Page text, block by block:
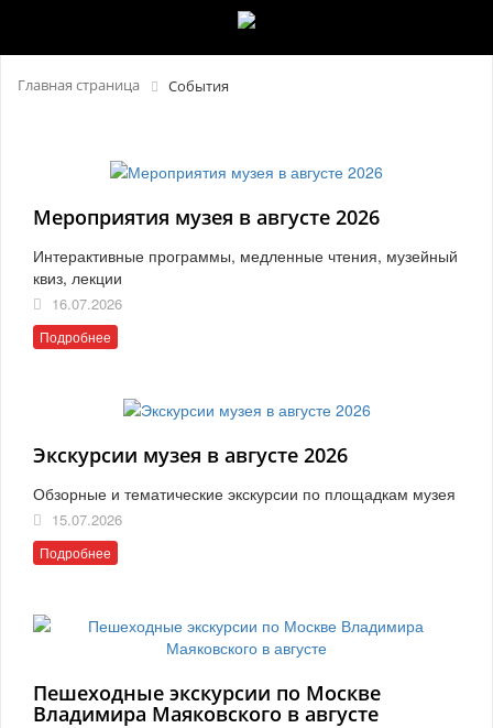
Главная страница События
Мероприятия музея в августе 2026
Интерактивные программы, медленные чтения, музейный
квиз, лекции
16.07.2026
Подробнее
Экскурсии музея в августе 2026
Обзорные и тематические экскурсии по площадкам музея
15.07.2026
Подробнее
Пешеходные экскурсии по Москве
Владимира Маяковского в августе